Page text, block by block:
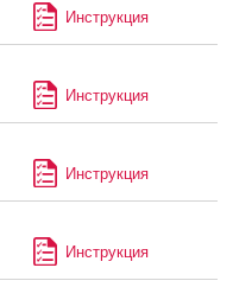
Инструкция
Инструкция
Инструкция
Инструкция